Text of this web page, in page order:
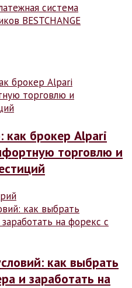
как брокер Alpari
торговлю и
как выбрать
и заработать на